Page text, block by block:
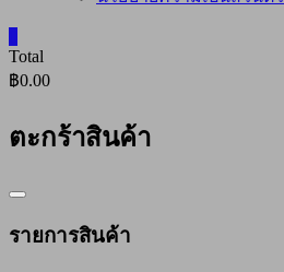
Total
฿0.00
ตะกร้าสินค้า
Catalog
รายการสินค้า